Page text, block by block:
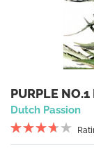
PURPLE NO.1
Dutch Passion